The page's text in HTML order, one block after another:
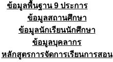
ข้อมูลพื้นฐาน 9 ประการ
ข้อมูลสถานศึกษา
ข้อมูลนักเรียนนักศึกษา
ข้อมูลบุคลากร
หลักสูตรการจัดการเรียนการสอน